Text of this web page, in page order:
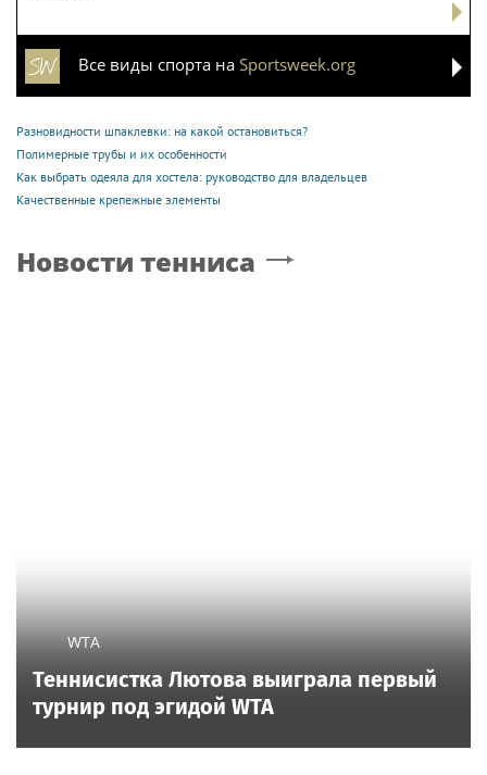
Все виды спорта на Sportsweek.org
Разновидности шпаклевки: на какой остановиться?
Полимерные трубы и их особенности
Как выбрать одеяла для хостела: руководство для владельцев
Качественные крепежные элементы
Новости тенниса
WTA
Теннисистка Лютова выиграла первый
турнир под эгидой WTA